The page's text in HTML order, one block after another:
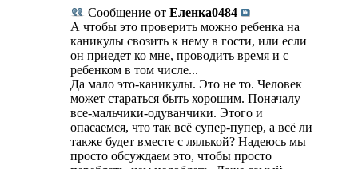
Сообщение от Еленка0484
А чтобы это проверить можно ребенка на
каникулы свозить к нему в гости, или если
он приедет ко мне, проводить время и с
ребенком в том числе...
Да мало это-каникулы. Это не то. Человек
может стараться быть хорошим. Поначалу
все-мальчики-одуванчики. Этого и
опасаемся, что так всё супер-пупер, а всё ли
также будет вместе с лялькой? Надеюсь мы
просто обсуждаем это, чтобы просто